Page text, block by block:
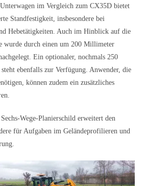
im Vergleich zum CX35D bietet
Standfestigkeit, insbesondere bei
Hebetätigkeiten. Auch im Hinblick auf die
wurde durch einen um 200 Millimeter
Ein optionaler, nochmals 250
ebenfalls zur Verfügung. Anwender, die
können zudem ein zusätzliches
Wege-Planierschild erweitert den
für Aufgaben im Geländeprofilieren und